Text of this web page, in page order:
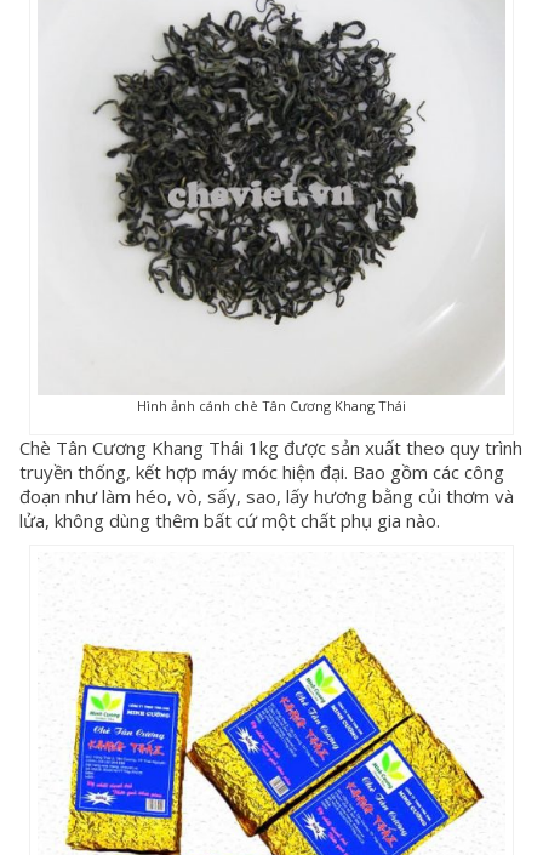
Hình ảnh cánh chè Tân Cương Khang Thái
Chè Tân Cương Khang Thái 1kg được sản xuất theo quy trình
truyền thống, kết hợp máy móc hiện đại. Bao gồm các công
đoạn như làm héo, vò, sấy, sao, lấy hương bằng củi thơm và
lửa, không dùng thêm bất cứ một chất phụ gia nào.